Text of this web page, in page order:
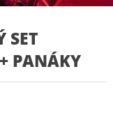
SET
PANÁKY